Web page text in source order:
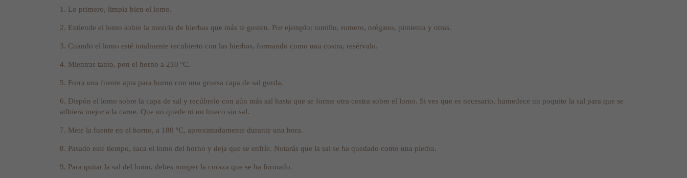
1. Lo primero, limpia bien el lomo.
2. Extiende el lomo sobre la mezcla de hierbas que más te gusten. Por ejemplo: tomillo, romero, orégano, pimienta y otras.
3. Cuando el lomo esté totalmente recubierto con las hierbas, formando como una costra, resérvalo.
4. Mientras tanto, pon el horno a 210 ºC.
5. Forra una fuente apta para horno con una gruesa capa de sal gorda.
6. Dispón el lomo sobre la capa de sal y recúbrelo con aún más sal hasta que se forme otra costra sobre el lomo. Si ves que es necesario, humedece un poquito la sal para que se
adhiera mejor a la carne. Que no quede ni un hueco sin sal.
7. Mete la fuente en el horno, a 180 ºC, aproximadamente durante una hora.
8. Pasado este tiempo, saca el lomo del horno y deja que se enfríe. Notarás que la sal se ha quedado como una piedra.
9. Para quitar la sal del lomo, debes romper la coraza que se ha formado.